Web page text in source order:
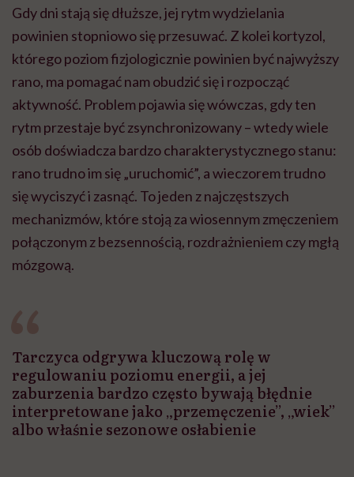
Gdy dni stają się dłuższe, jej rytm wydzielania
powinien stopniowo się przesuwać. Z kolei kortyzol,
którego poziom fizjologicznie powinien być najwyższy
rano, ma pomagać nam obudzić się i rozpocząć
aktywność. Problem pojawia się wówczas, gdy ten
rytm przestaje być zsynchronizowany – wtedy wiele
osób doświadcza bardzo charakterystycznego stanu:
rano trudno im się „uruchomić”, a wieczorem trudno
się wyciszyć i zasnąć. To jeden z najczęstszych
mechanizmów, które stoją za wiosennym zmęczeniem
połączonym z bezsennością, rozdrażnieniem czy mgłą
mózgową.
Tarczyca odgrywa kluczową rolę w
regulowaniu poziomu energii, a jej
zaburzenia bardzo często bywają błędnie
interpretowane jako „przemęczenie”, „wiek”
albo właśnie sezonowe osłabienie